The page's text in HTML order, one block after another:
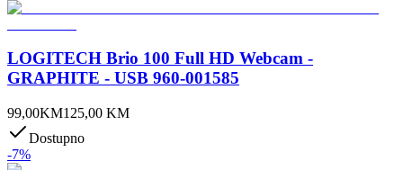
LOGITECH Brio 100 Full HD Webcam -
GRAPHITE - USB 960-001585
99,00KM125,00 KM
Dostupno
-7%